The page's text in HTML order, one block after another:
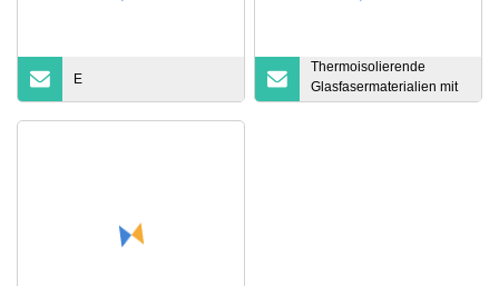
E
Thermoisolierende
Glasfasermaterialien mit
PU-Beschichtung